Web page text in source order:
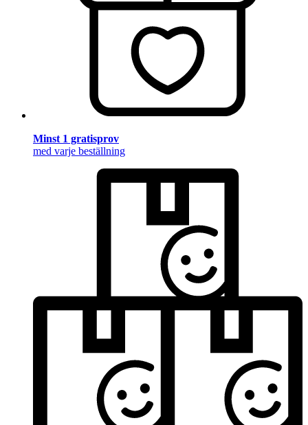
Minst 1 gratisprov
med varje beställning